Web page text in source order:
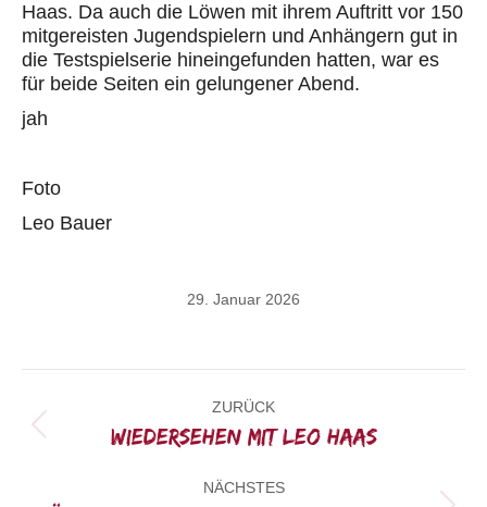
Haas. Da auch die Löwen mit ihrem Auftritt vor 150
mitgereisten Jugendspielern und Anhängern gut in
die Testspielserie hineingefunden hatten, war es
für beide Seiten ein gelungener Abend.
jah
Foto
Leo Bauer
29. Januar 2026
ZURÜCK
Vorheriger
Wiedersehen mit Leo Haas
NÄCHSTES